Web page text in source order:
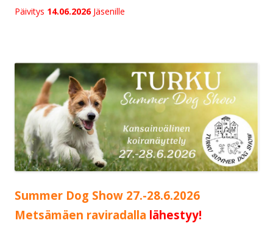
Päivitys 14.06.2026Jäsenille
Summer Dog Show 27.-28.6.2026
Metsämäen raviradalla lähestyy!